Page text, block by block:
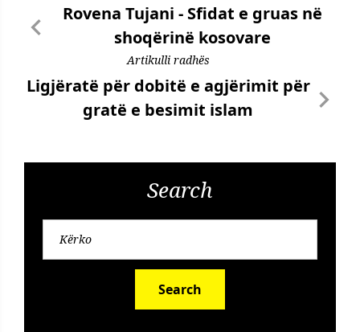
Rovena Tujani - Sfidat e gruas në
shoqërinë kosovare
Artikulli radhës
Ligjëratë për dobitë e agjërimit për
gratë e besimit islam
Search
Search